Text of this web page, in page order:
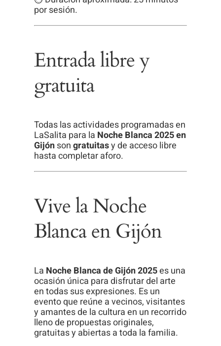
por sesión.
Entrada libre y
gratuita
Todas las actividades programadas en
LaSalita para la Noche Blanca 2025 en
Gijónsongratuitasy de acceso libre
hasta completar aforo.
Vive la Noche
Blanca en Gijón
La Noche Blanca de Gijón 2025es una
ocasión única para disfrutar del arte
en todas sus expresiones. Es un
evento que reúne a vecinos, visitantes
y amantes de la cultura en un recorrido
lleno de propuestas originales,
gratuitas y abiertas a toda la familia.